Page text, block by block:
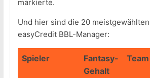
markierte.
Und hier sind die 20
easyCredit BBL-Manager:
Spieler
Fantasy-
Gehalt
Team